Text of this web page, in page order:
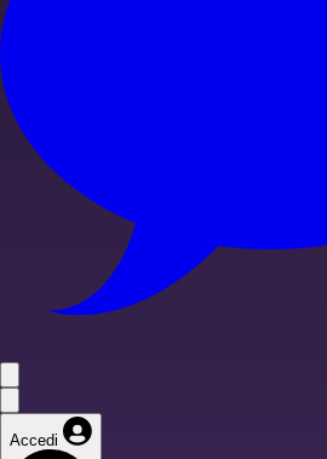
Accedi